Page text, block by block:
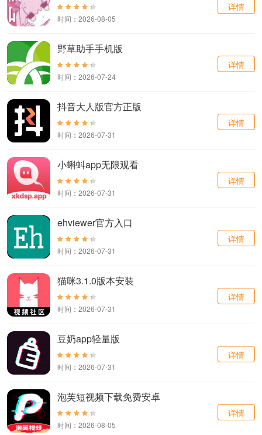
时间：2026-08-05
详情
野草助手手机版
时间：2026-07-24
详情
抖音大人版官方正版
时间：2026-07-31
详情
小蝌蚪app无限观看
时间：2026-07-31
详情
ehviewer官方入口
时间：2026-07-31
详情
猫咪3.1.0版本安装
时间：2026-07-31
详情
豆奶app轻量版
时间：2026-07-31
详情
泡芙短视频下载免费安卓
时间：2026-08-05
详情